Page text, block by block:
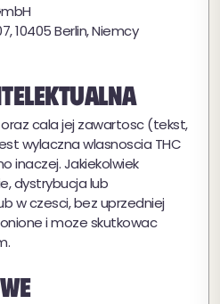
10405 Berlin, Niemcy
cala jej zawartosc (tekst,
wylaczna wlasnoscia THC
inaczej. Jakiekolwiek
dystrybucja lub
w czesci, bez uprzedniej
i moze skutkowac